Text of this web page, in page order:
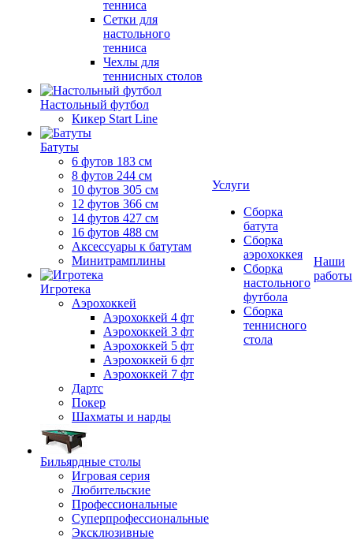
тенниса
Сетки для
настольного
тенниса
Чехлы для
теннисных столов
Настольный футбол
Кикер Start Line
Батуты
6 футов 183 см
8 футов 244 см
10 футов 305 см
12 футов 366 см
14 футов 427 см
16 футов 488 см
Аксессуары к батутам
Минитрамплины
Игротека
Аэрохоккей
Аэрохоккей 4 фт
Аэрохоккей 3 фт
Аэрохоккей 5 фт
Аэрохоккей 6 фт
Аэрохоккей 7 фт
Дартс
Покер
Шахматы и нарды
Бильярдные столы
Игровая серия
Любительские
Профессиональные
Суперпрофессиональные
Эксклюзивные
Услуги
Сборка
батута
Сборка
аэрохоккея
Сборка
настольного
футбола
Сборка
теннисного
стола
Наши
работы